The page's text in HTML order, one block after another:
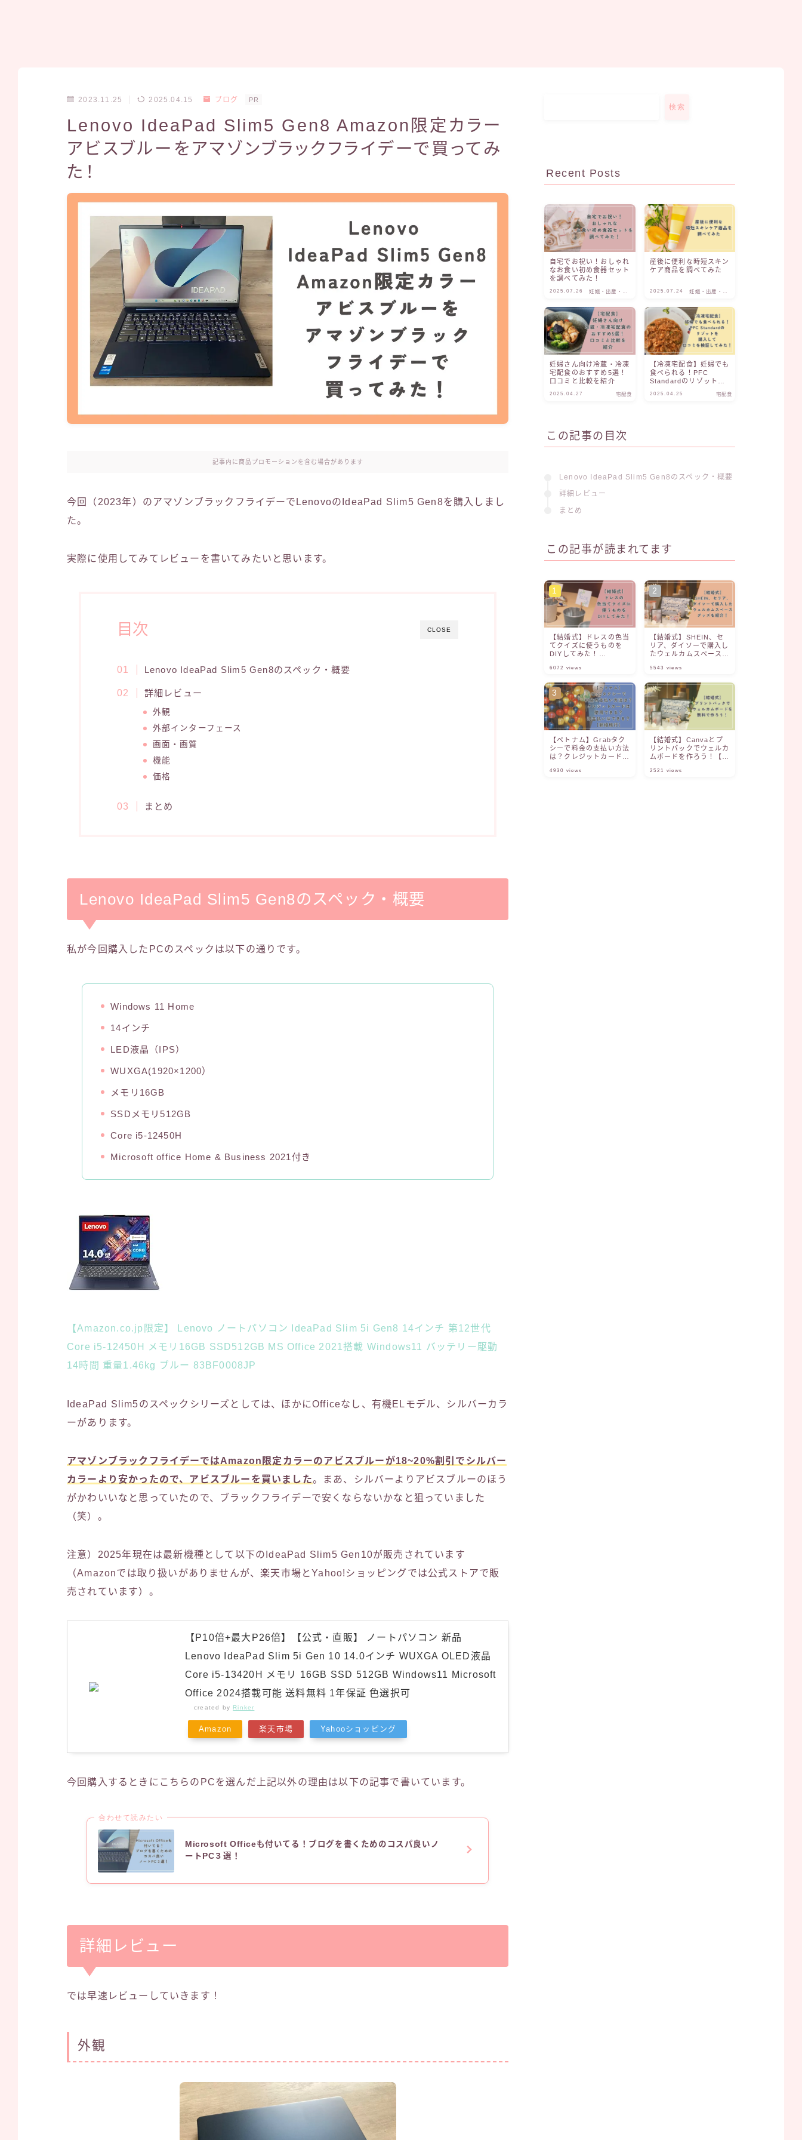
2023.11.25 2025.04.15 ブログ PR
Lenovo IdeaPad Slim5 Gen8 Amazon限定カラー
アビスブルーをアマゾンブラックフライデーで買ってみ
た！
記事内に商品プロモーションを含む場合があります
今回（2023年）のアマゾンブラックフライデーでLenovoのIdeaPad Slim5 Gen8を購入しまし
た。
実際に使用してみてレビューを書いてみたいと思います。
CLOSE
目次
Lenovo IdeaPad Slim5 Gen8のスペック・概要
詳細レビュー
外観
外部インターフェース
画面・画質
機能
価格
まとめ
Lenovo IdeaPad Slim5 Gen8のスペック・概要
私が今回購入したPCのスペックは以下の通りです。
Windows 11 Home
14インチ
LED液晶（IPS）
WUXGA(1920×1200）
メモリ16GB
SSDメモリ512GB
Core i5-12450H
Microsoft office Home & Business 2021付き
【Amazon.co.jp限定】 Lenovo ノートパソコン IdeaPad Slim 5i Gen8 14インチ 第12世代
Core i5-12450H メモリ16GB SSD512GB MS Office 2021搭載 Windows11 バッテリー駆動
14時間 重量1.46kg ブルー 83BF0008JP
IdeaPad Slim5のスペックシリーズとしては、ほかにOfficeなし、有機ELモデル、シルバーカラ
ーがあります。
アマゾンブラックフライデーではAmazon限定カラーのアビスブルーが18~20%割引でシルバー
カラーより安かったので、アビスブルーを買いました。まあ、シルバーよりアビスブルーのほう
がかわいいなと思っていたので、ブラックフライデーで安くならないかなと狙っていました
（笑）。
注意）2025年現在は最新機種として以下のIdeaPad Slim5 Gen10が販売されています
（Amazonでは取り扱いがありませんが、楽天市場とYahoo!ショッピングでは公式ストアで販
売されています）。
【P10倍+最大P26倍】【公式・直販】 ノートパソコン 新品
Lenovo IdeaPad Slim 5i Gen 10 14.0インチ WUXGA OLED液晶
Core i5-13420H メモリ 16GB SSD 512GB Windows11 Microsoft
Office 2024搭載可能 送料無料 1年保証 色選択可
created by Rinker
Amazon 楽天市場 Yahooショッピング
今回購入するときにこちらのPCを選んだ上記以外の理由は以下の記事で書いています。
合わせて読みたい
Microsoft Officeも付いてる！ブログを書くためのコスパ良いノ
ートPC３選！
詳細レビュー
では早速レビューしていきます！
外観
検索
Recent Posts
自宅でお祝い！おしゃれ
なお食い初め食器セット
を調べてみた！
2025.07.26
妊娠・出産・子
産後に便利な時短スキン
ケア商品を調べてみた
2025.07.24
妊娠・出産・子
妊婦さん向け冷蔵・冷凍
宅配食のおすすめ5選！
口コミと比較を紹介
2025.04.27 宅配食
【冷凍宅配食】妊婦でも
食べられる！PFC
Standardのリゾットを
てみた！
2025.04.25 宅配食
この記事の目次
Lenovo IdeaPad Slim5 Gen8のスペック・概要
詳細レビュー
まとめ
この記事が読まれてます
【結婚式】ドレスの色当
てクイズに使うものを
DIYしてみた！
ベ】
6072 views
【結婚式】SHEIN、セ
リア、ダイソーで購入し
たウェルカムスペースグ
5543 views
【ベトナム】Grabタク
シーで料金の支払い方法
は？クレジットカードは
できる？【新婚旅行】
4930 views
【結婚式】Canvaとプ
リントパックでウェルカ
ムボードを作ろう！【無
2521 views